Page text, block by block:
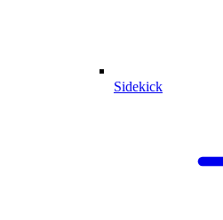
Sidekick